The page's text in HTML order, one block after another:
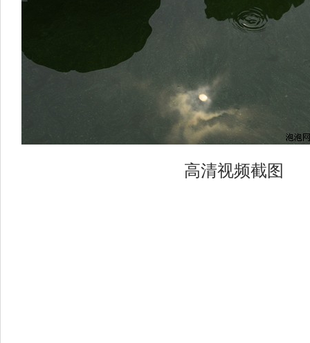
高清视频截图